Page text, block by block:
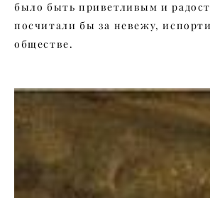
было быть приветливым и
посчитали бы за невежу,
обществе.